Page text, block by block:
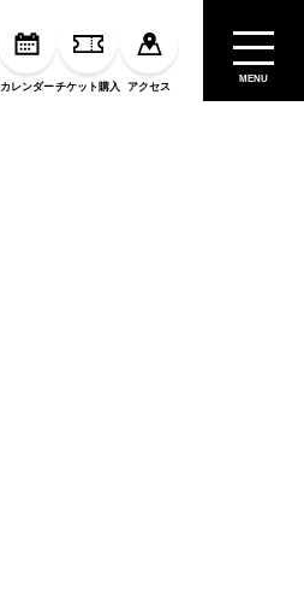
カレンダーチケット購入 アクセス
MENU